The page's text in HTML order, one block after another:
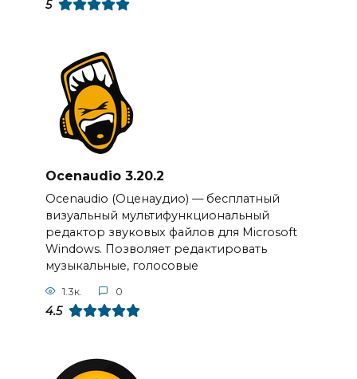
5
Ocenaudio 3.20.2
Ocenaudio (Оценаудио) — бесплатный
визуальный мультифункциональный
редактор звуковых файлов для Microsoft
Windows. Позволяет редактировать
музыкальные, голосовые
1.3к. 0
4.5